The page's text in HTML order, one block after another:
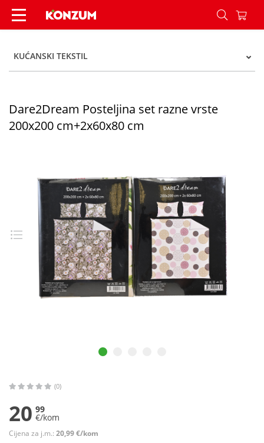
Dare2Dream Posteljina set razne vrste 200x200
KUĆANSKI TEKSTIL
Dare2Dream Posteljina set razne vrste
200x200 cm+2x60x80 cm
(0)
20 99
€/kom
Cijena za j.m.: 20,99 €/kom